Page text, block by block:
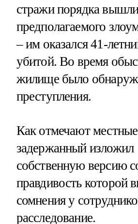
стражи порядка
предполагаемого
– им оказался 41-
убитой. Во время
жилище было
преступления.
Как отмечают местные
задержанный изложил
собственную версию
правдивость которой
сомнения у
расследование.